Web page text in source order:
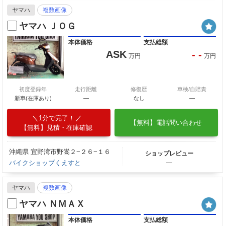
ヤマハ 複数画像
ヤマハ ＪＯＧ
本体価格
ASK 万円
支払総額
- - 万円
初度登録年
新車(在庫あり)
走行距離
―
修復歴
なし
車検/自賠責
―
1分で完了！
【無料】見積・在庫確認
【無料】電話問い合わせ
沖縄県 宜野湾市野嵩２−２６−１６
バイクショップくえすと
ショップレビュー
―
ヤマハ 複数画像
ヤマハ ＮＭＡＸ
本体価格 支払総額